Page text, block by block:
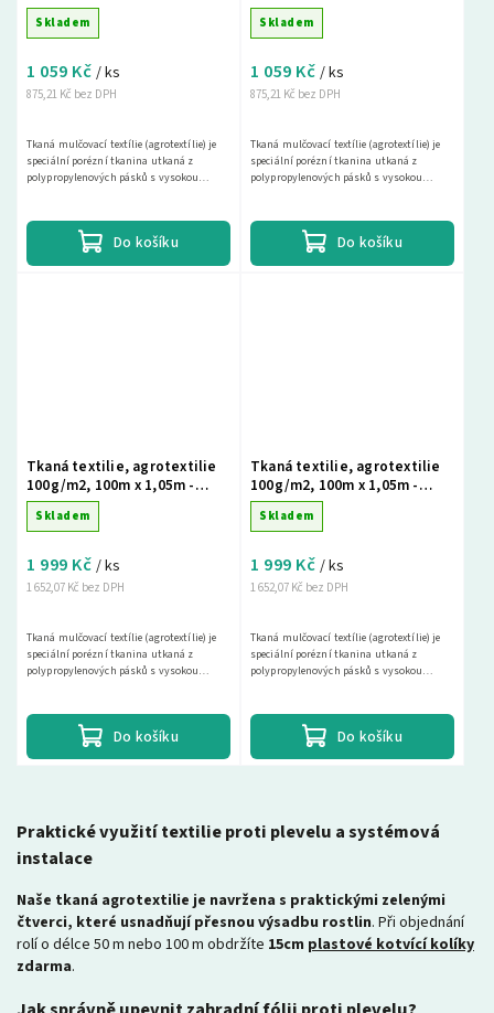
+ plastové kolíky ZDARMA
Skladem
875,21 Kč bez DPH
1 059 Kč / ks
Do košíku
Tkaná mulčovací textílie (agrotextílie) je
speciální porézní tkanina utkaná z
polypropylenových pásků s vysokou
hnědá + plastové kolíky
ZDARMA
Skladem
875,21 Kč bez DPH
1 059 Kč / ks
Do košíku
Tkaná mulčovací textílie (agrotextílie) je
speciální porézní tkanina utkaná z
polypropylenových pásků s vysokou
Tkaná textilie, agrotextilie
100g/m2, 100m x 1,05m -
černá + plastové kolíky
ZDARMA
Skladem
1 652,07 Kč bez DPH
1 999 Kč / ks
Do košíku
Tkaná mulčovací textílie (agrotextílie) je
speciální porézní tkanina utkaná z
polypropylenových pásků s vysokou
Tkaná textilie, agrotextilie
100g/m2, 100m x 1,05m -
hnědá + plastové kolíky
ZDARMA
Skladem
1 652,07 Kč bez DPH
1 999 Kč / ks
Do košíku
Tkaná mulčovací textílie (agrotextílie) je
speciální porézní tkanina utkaná z
polypropylenových pásků s vysokou
Praktické využití textilie proti plevelu a systémová
instalace
Naše tkaná agrotextilie je navržena s praktickými zelenými
čtverci, které usnadňují přesnou výsadbu rostlin. Při objednání
rolí o délce 50 m nebo 100 m obdržíte 15cm plastové kotvící kolíky
zdarma.